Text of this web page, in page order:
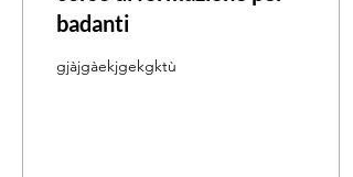
badanti
gjàjgàekjgekgktù